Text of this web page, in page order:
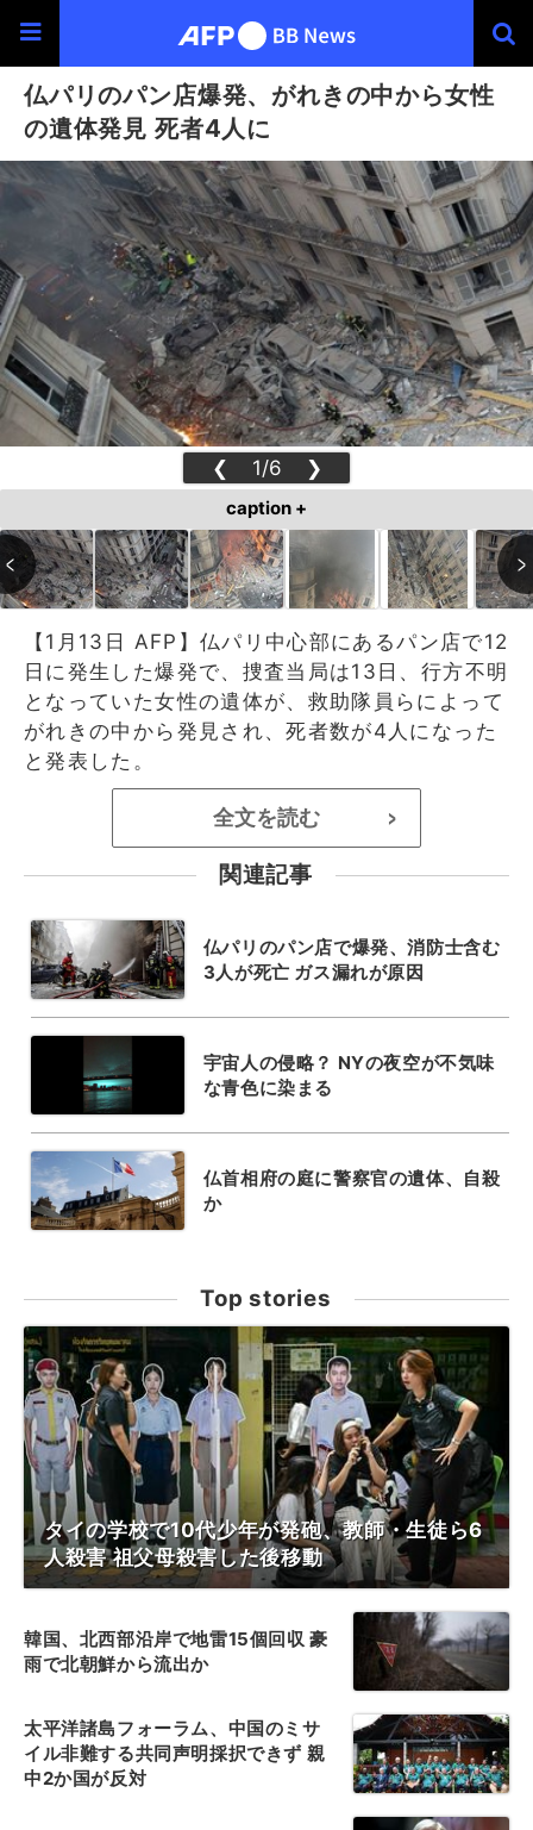
仏パリのパン店爆発、がれきの中から女性
の遺体発見 死者4人に
❮ 1/6 ❯
caption +
【1月13日 AFP】仏パリ中心部にあるパン店で12
日に発生した爆発で、捜査当局は13日、行方不明
となっていた女性の遺体が、救助隊員らによって
がれきの中から発見され、死者数が4人になった
と発表した。
全文を読む >
関連記事
仏パリのパン店で爆発、消防士含む
3人が死亡 ガス漏れが原因
宇宙人の侵略？ NYの夜空が不気味
な青色に染まる
仏首相府の庭に警察官の遺体、自殺
か
Top stories
タイの学校で10代少年が発砲、教師・生徒ら6
人殺害 祖父母殺害した後移動
韓国、北西部沿岸で地雷15個回収 豪
雨で北朝鮮から流出か
太平洋諸島フォーラム、中国のミサ
イル非難する共同声明採択できず 親
中2か国が反対